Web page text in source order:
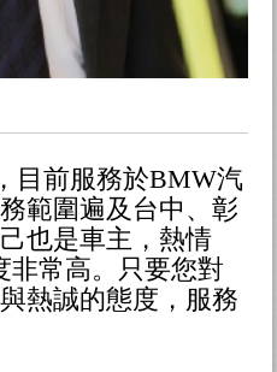
目前服務於BMW汽
範圍遍及 台中、彰
也是車主， 熱情
非常高。只要您對
熱誠的態度，服務